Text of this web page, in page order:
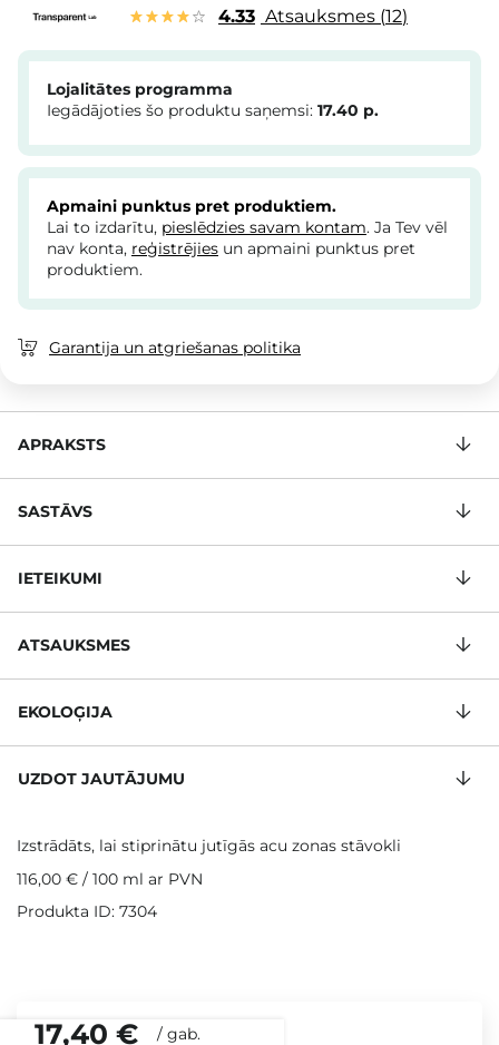
4.33 Atsauksmes 12
17,40 € / gab.
Lojalitātes programma
Iegādājoties šo produktu saņemsi: 17.40 p.
Apmaini punktus pret produktiem.
Lai to izdarītu, pieslēdzies savam kontam. Ja Tev vēl
nav konta, reģistrējies un apmaini punktus pret
produktiem.
Garantija un atgriešanas politika
APRAKSTS
SASTĀVS
IETEIKUMI
ATSAUKSMES
EKOLOĢIJA
UZDOT JAUTĀJUMU
Izstrādāts, lai stiprinātu jutīgās acu zonas stāvokli
116,00 € / 100 ml ar PVN
Produkta ID: 7304